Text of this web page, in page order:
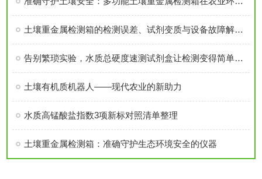
土壤重金属检测箱的检测误差、试剂变质与设备故障解决方案
告别繁琐实验，水质总硬度速测试剂盒让检测变得简单快捷
土壤有机质机器人——现代农业的新助力
水质高锰酸盐指数3项新标对照清单整理
土壤重金属检测箱：准确守护生态环境安全的仪器